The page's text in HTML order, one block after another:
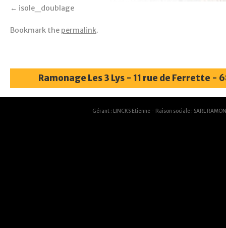
isole_doublage
Bookmark the permalink.
Ramonage Les 3 Lys - 11 rue de Ferrette -
Gérant : LINCKS Etienne - Raison sociale : SARL